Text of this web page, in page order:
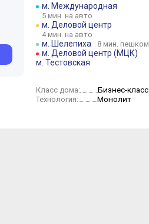
Июнь Май Март
Апрель Март Февраль
м. Международная
5 мин. на авто
м. Деловой центр
4 мин. на авто
м. Шелепиха 8 мин. пешком
м. Деловой центр (МЦК)
м. Тестовская
Класс дома: Бизнес-класс
Технология: Монолит